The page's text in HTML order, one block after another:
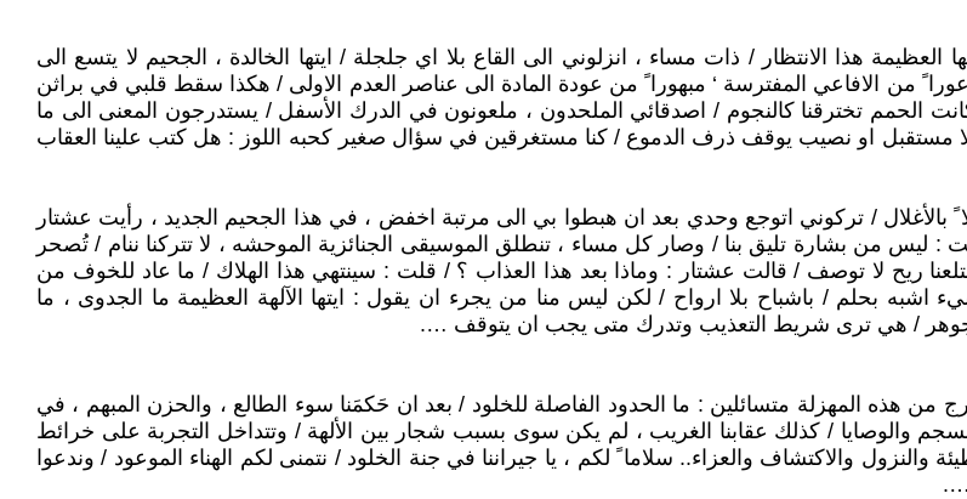
العظيمة هذا الانتظار / ذات مساء ، انزلوني الى القاع بلا اي جلجلة / ايتها الخالدة ، الجحيم لا يتسع الى
من الافاعي المفترسة ‘ مبهورا ً من عودة المادة الى عناصر العدم الاولى / هكذا سقط قلبي في براثن
الحمم تخترقنا كالنجوم / اصدقائي الملحدون ، ملعونون في الدرك الأسفل / يستدرجون المعنى الى ما
ولا مستقبل او نصيب يوقف ذرف الدموع / كنا مستغرقين في سؤال صغير كحبه اللوز : هل كتب علينا العقاب
/ تركوني اتوجع وحدي بعد ان هبطوا بي الى مرتبة اخفض ، في هذا الجحيم الجديد ، رأيت عشتار
: ليس من بشارة تليق بنا / وصار كل مساء ، تنطلق الموسيقى الجنائزية الموحشه ، لا تتركنا ننام / تُصحر
ريح لا توصف / قالت عشتار : وماذا بعد هذا العذاب ؟ / قلت : سينتهي هذا الهلاك / ما عاد للخوف من
بحلم / باشباح بلا ارواح / لكن ليس منا من يجرء ان يقول : ايتها الآلهة العظيمة ما الجدوى ، ما
/ هي ترى شريط التعذيب وتدرك متى يجب ان يتوقف ….
من هذه المهزلة متسائلين : ما الحدود الفاصلة للخلود / بعد ان حَكمَنا سوء الطالع ، والحزن المبهم ، في
والوصايا / كذلك عقابنا الغريب ، لم يكن سوى بسبب شجار بين الألهة / وتتداخل التجربة على خرائط
والنزول والاكتشاف والعزاء.. سلاما ً لكم ، يا جيراننا في جنة الخلود / نتمنى لكم الهناء الموعود / وندعوا
….